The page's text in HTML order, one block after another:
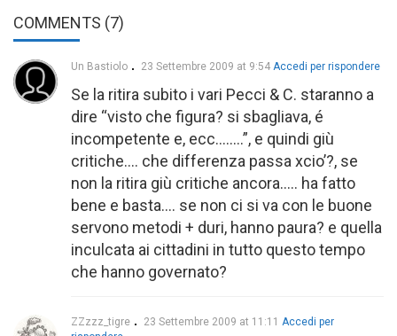
COMMENTS (7)
Un Bastiolo 23 Settembre 2009 at 9:54 Accedi per rispondere
Se la ritira subito i vari Pecci & C. staranno a
dire “visto che figura? si sbagliava, é
incompetente e, ecc……..”, e quindi giù
critiche…. che differenza passa xcio’?, se
non la ritira giù critiche ancora….. ha fatto
bene e basta…. se non ci si va con le buone
servono metodi + duri, hanno paura? e quella
inculcata ai cittadini in tutto questo tempo
che hanno governato?
ZZzzz_tigre 23 Settembre 2009 at 11:11 Accedi per